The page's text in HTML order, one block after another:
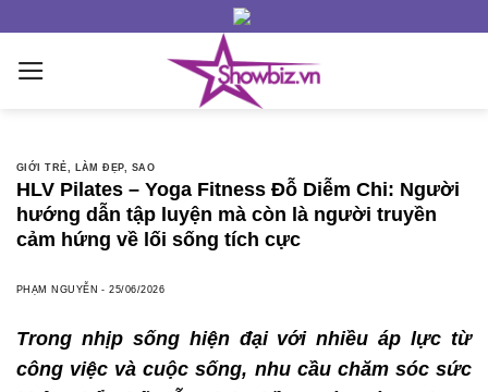
content
GIỚI TRẺ LÀM ĐẸP, SAO
HLV Pilates – Yoga Fitness Đỗ Diễm Chi: Người
hướng dẫn tập luyện mà còn là người truyền
cảm hứng về lối sống tích cực
PHẠM NGUYỄN -25/06/2026
Trong nhịp sống hiện đại với nhiều áp lực từ
công việc và cuộc sống, nhu cầu chăm sóc sức